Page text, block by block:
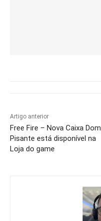
Artigo anterior
Free Fire – Nova Caixa Dom
Pisante está disponível na
Loja do game